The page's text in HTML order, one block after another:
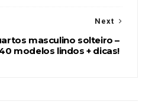
Next
masculino solteiro –
modelos lindos + dicas!